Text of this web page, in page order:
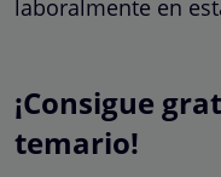
laboralmente en
¡Consigue
temario!